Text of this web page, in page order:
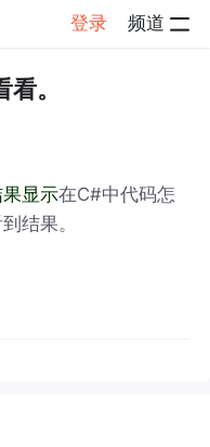
登录 频道
。
显示在C#中代码怎
结果。